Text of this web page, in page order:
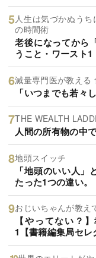
人生は気づかぬう
の時間術
老後になってから
うこと・ワースト1
減量専門医が教える
「いつまでも若々
THE WEALTH
人間の所有物の中
地頭スイッチ
「地頭のいい人」
たった1つの違い。
おじいちゃんが教
【やってない？
1【書籍編集局セレ